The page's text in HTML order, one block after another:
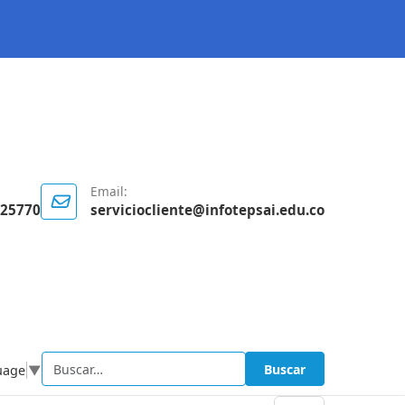
Email:
serviciocliente@infotepsai.edu.co
▼ Buscar Buscar